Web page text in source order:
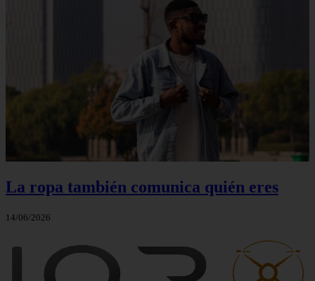
La ropa también comunica quién eres
14/06/2026